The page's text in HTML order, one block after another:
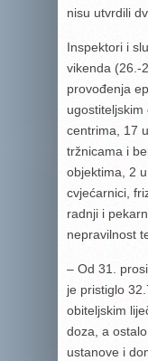
nisu utvrdili
Inspektori i
vikenda (26.-
provođenja
centrima, 17
tržnicama i
objektima, 2
cvjećarnici,
radnji i
nepravilnost
– Od 31.
je pristiglo
obiteljskim
doza, a
ustanove i